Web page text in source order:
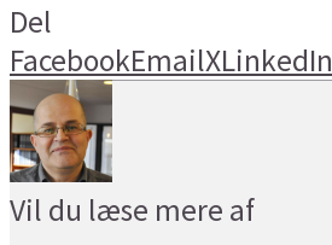
Del
FacebookEmailXLinkedIn
Vil du læse mere af